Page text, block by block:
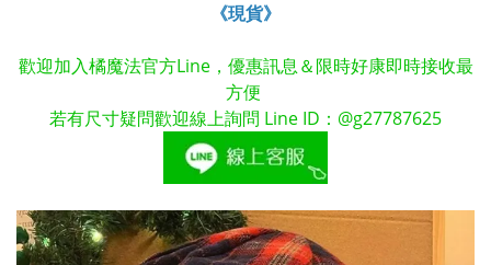
《現貨》
歡迎加入橘魔法官方Line，優惠訊息＆限時好康即時接收最
方便
若有尺寸疑問歡迎線上詢問 Line ID：@g27787625